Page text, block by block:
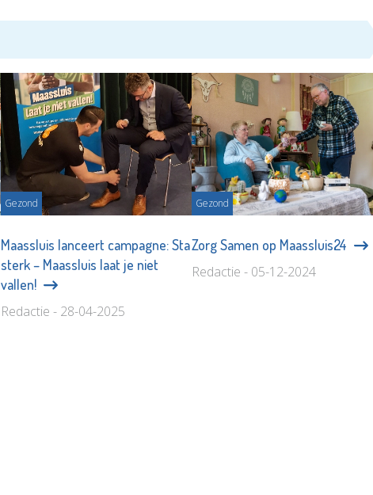
Gezond
Maassluis lanceert campagne: Sta
sterk – Maassluis laat je niet
vallen!
Redactie - 28-04-2025
Gezond
Zorg Samen op Maassluis24
Redactie - 05-12-2024